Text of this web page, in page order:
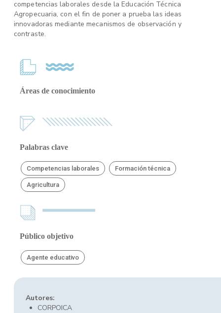
competencias laborales desde la Educación Técnica
Agropecuaria, con el fin de poner a prueba las ideas
innovadoras mediante mecanismos de observación y
contraste.
Áreas de conocimiento
Palabras clave
Competencias laborales Formación técnica
Agricultura
Público objetivo
Agente educativo
Autores:
CORPOICA